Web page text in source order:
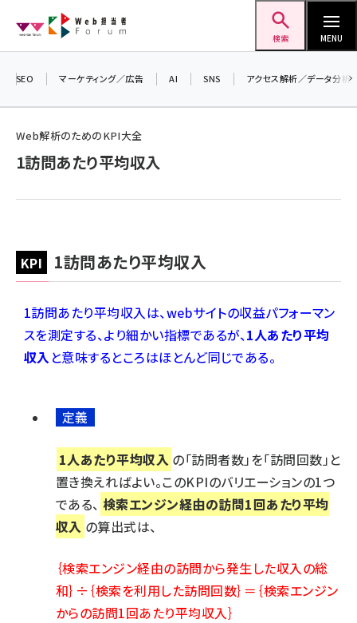
ン
検索 MENU
note (2312)
z世代 (1622)
meo (1275)
SEO マーケティング／広告 AI SNS アクセス解析／データ分析
Web解析のためのKPI大全
1訪問あたり平均収入
1訪問あたり平均収入
1訪問あたり平均収入は、webサイトの収益パフォーマン
スを測定する、より細かい指標であるが、1人あたり平均
収入と意味するところはほとんど同じである。
定義
1人あたり平均収入 の「訪問者数」を「訪問回数」と
置き換えればよい。このKPIのバリエーションの1つ
である、 検索エンジン経由の訪問1回あたり平均
収入 の算出式は、
｛検索エンジン経由の訪問から発生した収入の総
和｝÷｛検索を利用した訪問回数｝＝｛検索エンジン
からの訪問1回あたり平均収入｝